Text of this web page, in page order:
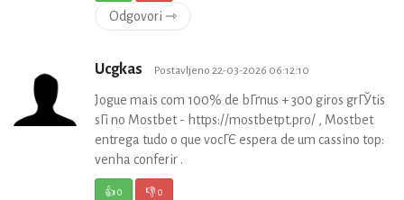
Odgovori ⇾
Ucgkas Postavljeno 22-03-2026 06:12:10
Jogue mais com 100% de bГґnus + 300 giros grГЎtis
sГі no Mostbet - https://mostbetpt.pro/ , Mostbet
entrega tudo o que vocГЄ espera de um cassino top:
venha conferir .
👍0 👎0